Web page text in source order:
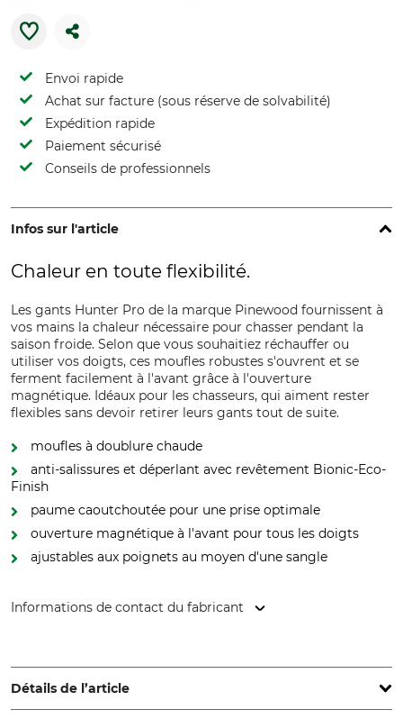
Envoi rapide
Achat sur facture (sous réserve de solvabilité)
Expédition rapide
Paiement sécurisé
Conseils de professionnels
Infos sur l'article
Chaleur en toute flexibilité.
Les gants Hunter Pro de la marque Pinewood fournissent à
vos mains la chaleur nécessaire pour chasser pendant la
saison froide. Selon que vous souhaitiez réchauffer ou
utiliser vos doigts, ces moufles robustes s'ouvrent et se
ferment facilement à l'avant grâce à l'ouverture
magnétique. Idéaux pour les chasseurs, qui aiment rester
flexibles sans devoir retirer leurs gants tout de suite.
moufles à doublure chaude
anti-salissures et déperlant avec revêtement Bionic-Eco-
Finish
paume caoutchoutée pour une prise optimale
ouverture magnétique à l'avant pour tous les doigts
ajustables aux poignets au moyen d'une sangle
Informations de contact du fabricant
www.pinewood.eu
Détails de l’article